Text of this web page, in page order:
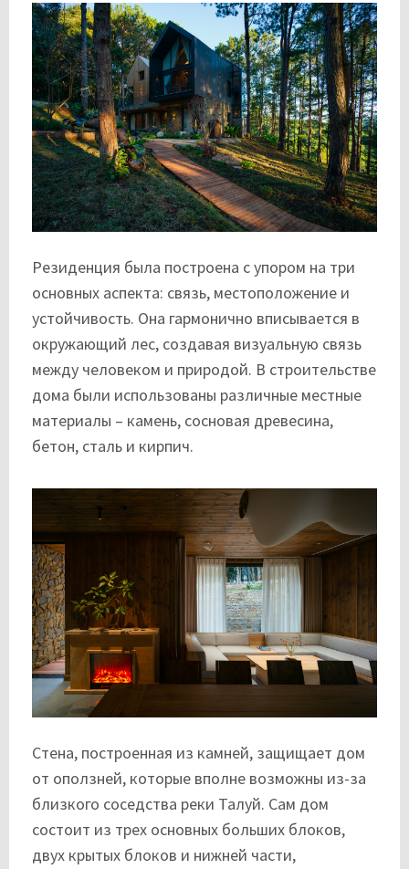
Резиденция была построена с упором на три
основных аспекта: связь, местоположение и
устойчивость. Она гармонично вписывается в
окружающий лес, создавая визуальную связь
между человеком и природой. В строительстве
дома были использованы различные местные
материалы – камень, сосновая древесина,
бетон, сталь и кирпич.
Стена, построенная из камней, защищает дом
от оползней, которые вполне возможны из-за
близкого соседства реки Талуй. Сам дом
состоит из трех основных больших блоков,
двух крытых блоков и нижней части,